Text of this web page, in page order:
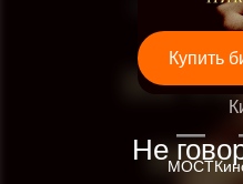
Не
Купить
—
МОСТ